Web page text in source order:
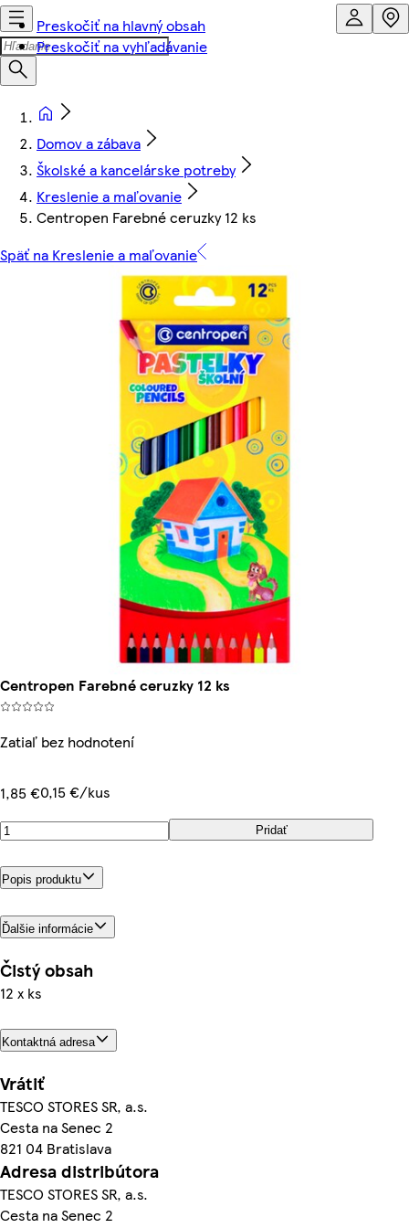
Preskočiť na hlavný obsah
Preskočiť na vyhľadávanie
Domov a zábava
Školské a kancelárske potreby
Kreslenie a maľovanie
Centropen Farebné ceruzky 12 ks
Späť na Kreslenie a maľovanie
Centropen Farebné ceruzky 12 ks
Zatiaľ bez hodnotení
1,85 €0,15 €/kus
Pridať
Popis produktu
Ďalšie informácie
Čistý obsah
12 x ks
Kontaktná adresa
Vrátiť
TESCO STORES SR, a.s.
Cesta na Senec 2
821 04 Bratislava
Adresa distribútora
TESCO STORES SR, a.s.
Cesta na Senec 2